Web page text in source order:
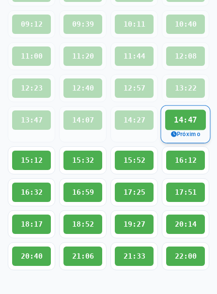
09:12 09:39 10:11 10:40
11:00 11:20 11:44 12:08
12:23 12:40 12:57 13:22
13:47 14:07 14:27 14:47
Próximo
15:12 15:32 15:52 16:12
16:32 16:59 17:25 17:51
18:17 18:52 19:27 20:14
20:40 21:06 21:33 22:00